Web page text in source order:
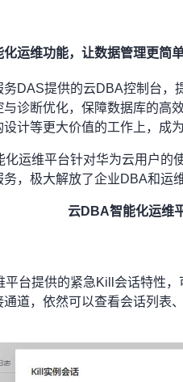
运维功能，让数据管理更简
DAS提供的云DBA控制台，
诊断优化，保障数据库的高
计等更大价值的工作上，成
化运维平台针对华为云用户的
，极大解放了企业DBA和运
云DBA智能化运维
平台提供的紧急Kill会话特性
道，依然可以查看会话列表